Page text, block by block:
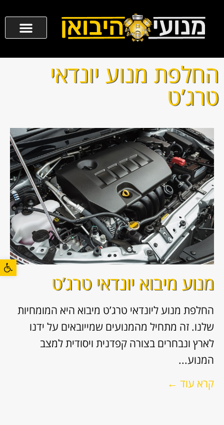
פתח
החלפת מנוע יונדאי
טרג’ט
מנוע מיבוא יונדאי טרג’ט
החלפת מנוע ליונדאי טרג’ט מיבוא היא המומחיות
שלנו. זה מתחיל מהמנועים שמייובאים על ידנו
לארץ ונבחרים בצורה קפדנית ויסודית למצב
המנוע...
קרא עוד ←